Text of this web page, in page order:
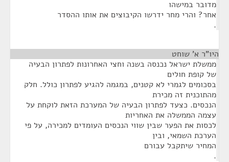
מדובר במישהו
אחר? והרי מחר ידרשו הקיבוצים את אותו ההסדר
.
היו"ר א' שוחט
ממשלת ישראל נכנסה בשנה וחצי האחרונות לפתרון הבעיה
של קופת חולים
בסכומים לגמרי לא קטנים, במגמה להגיע לפתרון כולל. חלק
מהתוכנית זה מכירת
הנכסים. כצעד לפתרון הבעיה של המערכת הזאת לוקחת על
עצמה הממשלה את האחריות
לכסות את הפער שבין שווי הנכסים העומדים למכירה, על פי
הערכת השמאי, ובין
המחיר שיתקבל עבורם
.